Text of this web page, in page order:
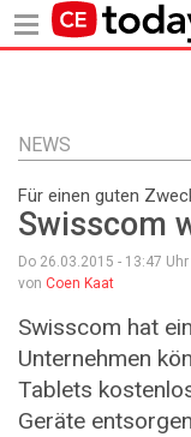
Inhalt
NEWS
Für einen guten
Swisscom
Do 26.03.2015 - 13:47 Uhr
von Coen Kaat
Swisscom hat
Unternehmen
Tablets
Geräte